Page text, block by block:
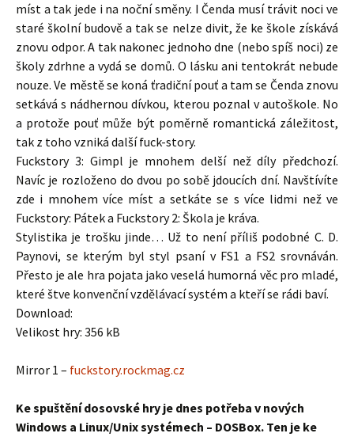
míst a tak jede i na noční směny. I Čenda musí trávit noci ve
staré školní budově a tak se nelze divit, že ke škole získává
znovu odpor. A tak nakonec jednoho dne (nebo spíš noci) ze
školy zdrhne a vydá se domů. O lásku ani tentokrát nebude
nouze. Ve městě se koná ťradiční pouť a tam se Čenda znovu
setkává s nádhernou dívkou, kterou poznal v autoškole. No
a protože pouť může být poměrně romantická záležitost,
tak z toho vzniká další fuck-story.
Fuckstory 3: Gimpl je mnohem delší než díly předchozí.
Navíc je rozloženo do dvou po sobě jdoucích dní. Navštívíte
zde i mnohem více míst a setkáte se s více lidmi než ve
Fuckstory: Pátek a Fuckstory 2: Škola je kráva.
Stylistika je trošku jinde… Už to není příliš podobné C. D.
Paynovi, se kterým byl styl psaní v FS1 a FS2 srovnáván.
Přesto je ale hra pojata jako veselá humorná věc pro mladé,
které štve konvenční vzdělávací systém a kteří se rádi baví.
Download:
Velikost hry: 356 kB
Mirror 1 – fuckstory.rockmag.cz
Ke spuštění dosovské hry je dnes potřeba v nových
Windows a Linux/Unix systémech – DOSBox. Ten je ke